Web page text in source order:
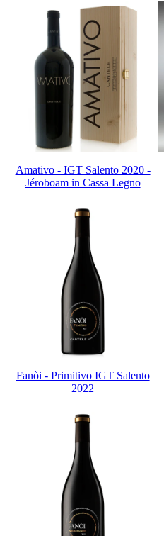
Amativo - IGT Salento 2020 -
Jéroboam in Cassa Legno
Fanòi - Primitivo IGT Salento
2022